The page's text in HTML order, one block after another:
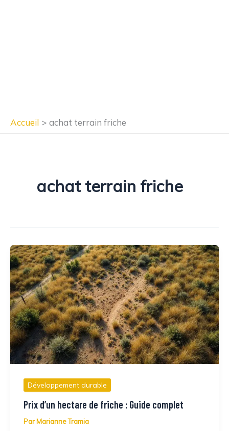
Accueil achat terrain friche
achat terrain friche
Développement durable
Prix d’un hectare de friche : Guide complet
Par Marianne Tramia